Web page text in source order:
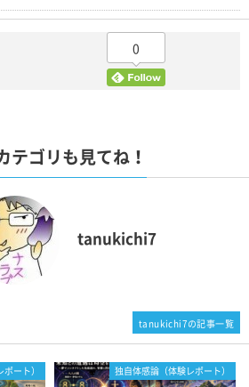
0
テゴリも見てね！
tanukichi7
ート） 独自体感論（体験レポート）
tanukichi7の記事一覧